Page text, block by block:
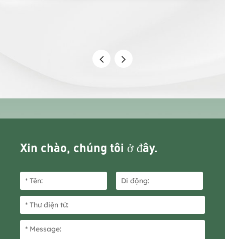
Xin chào, chúng tôi ở đây.